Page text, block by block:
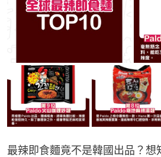
最辣即食麵竟不是韓國出品？想